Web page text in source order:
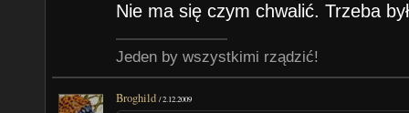
Nie ma się czym chwalić. Trzeba
Jeden by wszystkimi rządzić!
Broghild /2.12.2009